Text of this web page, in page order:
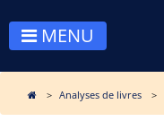
MENU
Analyses de livres